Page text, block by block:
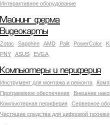
Интерактивное оборудование
Майнинг ферма
Видеокарты
Zotac Sapphire AMD Palit PowerColor
PNY
ASUS EVGA
Компьютеры и периферия
Инструмент для монтажа и ремонта
Программное обеспечение
Внешние
Компьютерная периферия
Серверное
Чистящие средства для цифровой техники